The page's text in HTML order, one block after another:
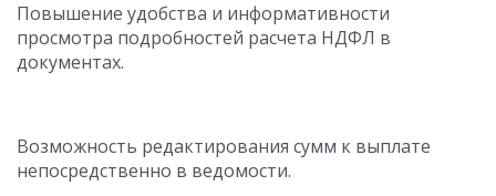
Повышение удобства и информативности
просмотра подробностей расчета НДФЛ в
документах.
Возможность редактирования сумм к выплате
непосредственно в ведомости.